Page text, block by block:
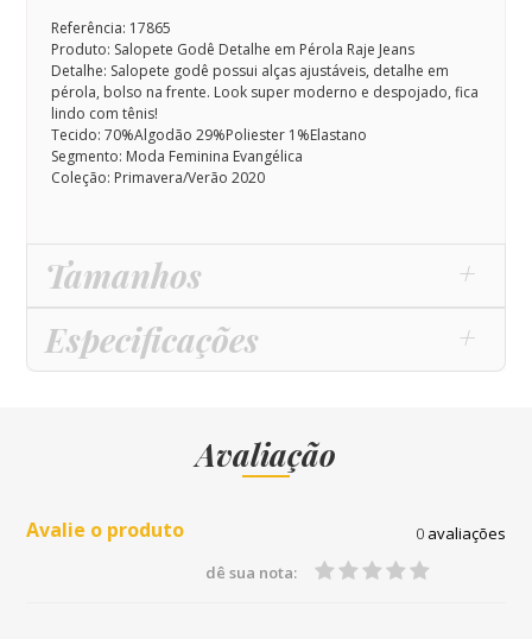
Referência: 17865
Produto: Salopete Godê Detalhe em Pérola Raje Jeans
Detalhe: Salopete godê possui alças ajustáveis, detalhe em
pérola, bolso na frente. Look super moderno e despojado, fica
lindo com tênis!
Tecido: 70%Algodão 29%Poliester 1%Elastano
Segmento: Moda Feminina Evangélica
Coleção: Primavera/Verão 2020
Tamanhos
Especificações
Avaliação
Avalie o produto 0avaliações
dê sua nota: